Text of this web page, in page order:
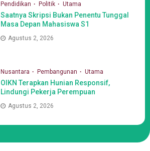
Pendidikan Politik Utama
Saatnya Skripsi Bukan Penentu Tunggal
Masa Depan Mahasiswa S1
Agustus 2, 2026
Nusantara Pembangunan Utama
OIKN Terapkan Hunian Responsif,
Lindungi Pekerja Perempuan
Agustus 2, 2026